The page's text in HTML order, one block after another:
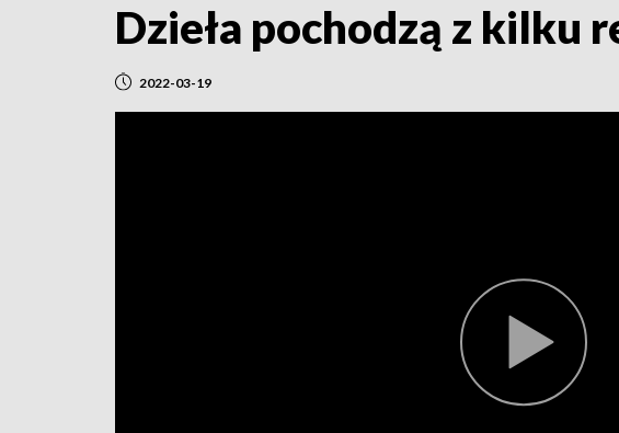
Dzieła pochodzą z kilku
2022-03-19